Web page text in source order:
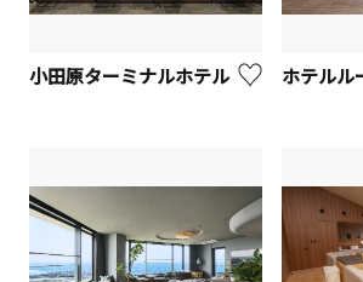
小田原ターミナルホテル